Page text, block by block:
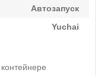
Автозапуск
Yuchai